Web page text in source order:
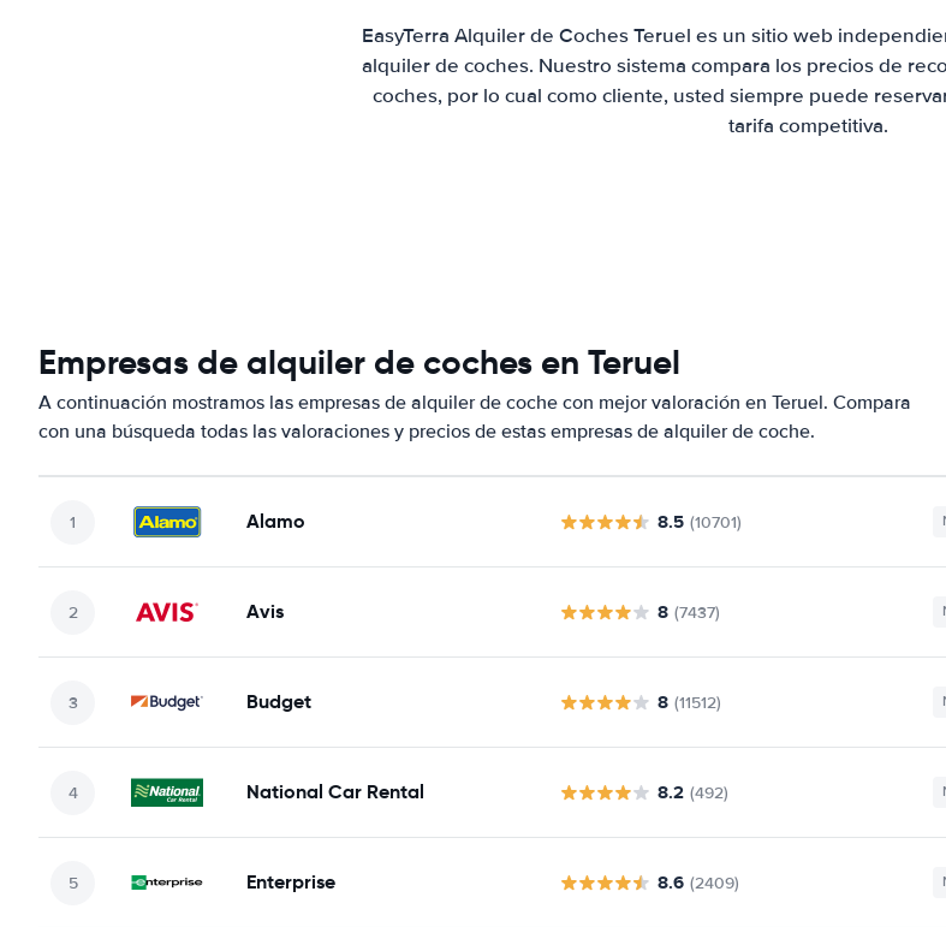
EasyTerra Alquiler de Coches Teruel es un sitio web
alquiler de coches. Nuestro sistema compara los precios de
coches, por lo cual como cliente, usted siempre puede
tarifa competitiva.
Empresas de alquiler de coches en Teruel
A continuación mostramos las empresas de alquiler de coche con mejor valoración en Teruel. Compara
con una búsqueda todas las valoraciones y precios de estas empresas de alquiler de coche.
Alamo 8.5 (10701)
Avis 8 (7437)
Budget 8 (11512)
National Car Rental 8.2 (492)
Enterprise 8.6 (2409)